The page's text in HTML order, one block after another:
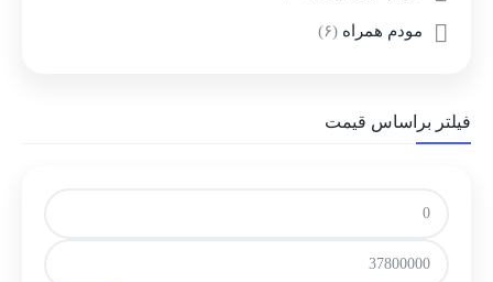
مودم همراه (۶)
فیلتر براساس قیمت